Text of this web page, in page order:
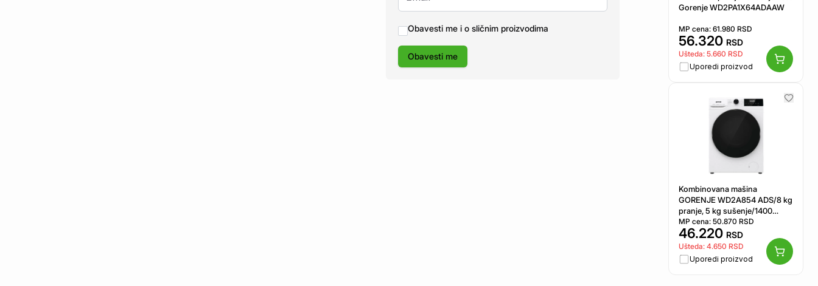
Obavesti me i o sličnim proizvodima
Obavesti me
Gorenje WD2PA1X64ADAAW
MP cena: 61.980 RSD
56.320 RSD
Ušteda: 5.660 RSD
Uporedi proizvod
Kombinovana mašina
GORENJE WD2A854 ADS/8 kg
pranje, 5 kg sušenje/1400
rpm/SteamTech/A/D/bela
MP cena: 50.870 RSD
46.220 RSD
Ušteda: 4.650 RSD
Uporedi proizvod